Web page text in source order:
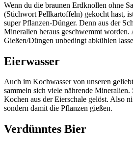
Wenn du die braunen Erdknollen ohne
(Stichwort Pellkartoffeln) gekocht hast,
super Pflanzen-Dünger. Denn aus der
Mineralien heraus geschwemmt worden.
Gießen/Düngen unbedingt abkühlen
Eierwasser
Auch im Kochwasser von unseren
sammeln sich viele nährende Mineralien.
Kochen aus der Eierschale gelöst. Also
sondern damit die Pflanzen gießen.
Verdünntes Bier